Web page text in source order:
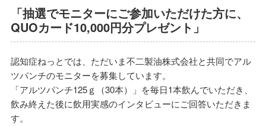
「抽選でモニターにご参加いただけた方に、
QUOカード10,000円分プレゼント」
認知症ねっとでは、ただいま不二製油株式会社と共同でアル
ツパンチのモニターを募集しています。
「アルツパンチ125ｇ（30本）」を毎日1本飲んでいただき、
飲み終えた後に飲用実感のインタビューにご回答いただきま
す。